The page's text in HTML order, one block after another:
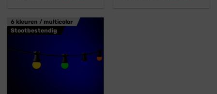
6 kleuren / multicolor
Stootbestendig